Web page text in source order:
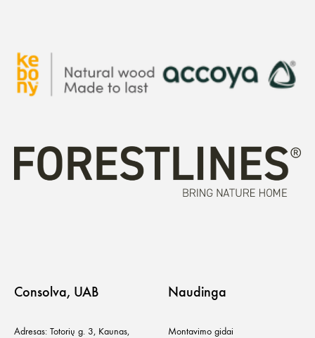
Consolva, UAB
Adresas: Totorių g. 3, Kaunas,
Naudinga
Montavimo gidai